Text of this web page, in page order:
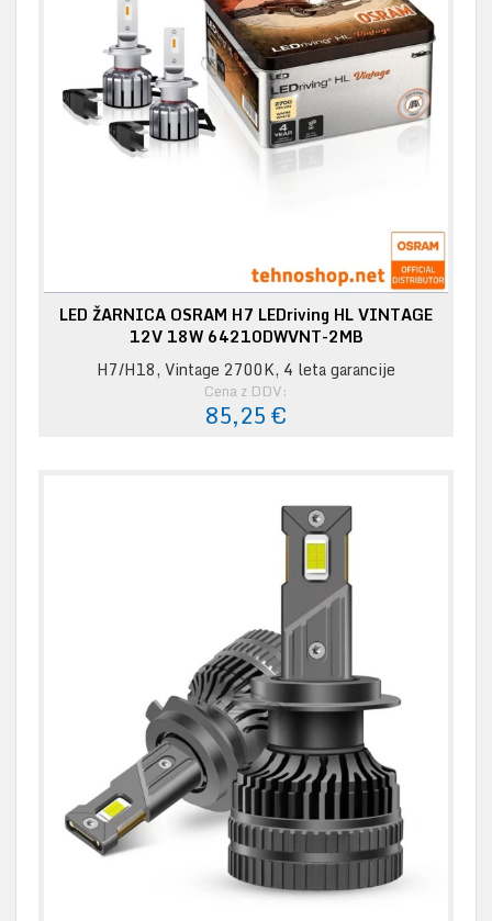
LED ŽARNICA OSRAM H7 LEDriving HL VINTAGE
12V 18W 64210DWVNT-2MB
H7/H18, Vintage 2700K, 4 leta garancije
Cena z DDV:
85,25 €